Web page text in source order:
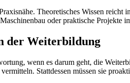
Theoretisches Wissen
oder praktische Projekte
der Weiterbildung
wenn es darum geht, die
Stattdessen müssen sie